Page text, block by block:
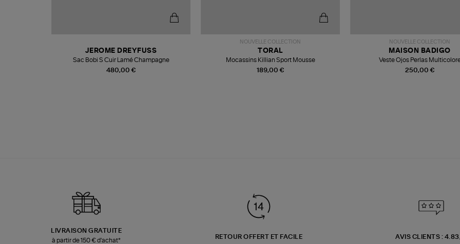
480,00 €
JEROME DREYFUSS
Sac Bobi S Cuir Lamé Champagne
NOUVELLE COLLECTION
189,00 €
TORAL
Mocassins Killian Sport Mousse
NOUVELLE COLLECTION
250,00 €
MAISON BADIGO
Veste Ojos Perlas
LIVRAISON GRATUITE
à partir de 150 € d'achat*
RETOUR OFFERT ET FACILE
AVIS CLIENTS :